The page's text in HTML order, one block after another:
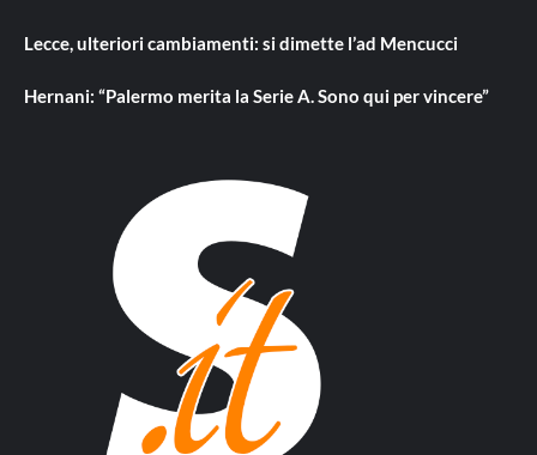
Lecce, ulteriori cambiamenti: si dimette l’ad Mencucci
Hernani: “Palermo merita la Serie A. Sono qui per vincere”